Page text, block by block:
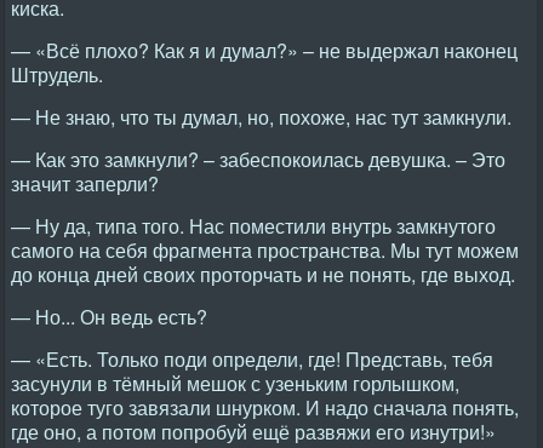
киска.
— «Всё плохо? Как я и думал?» – не выдержал наконец
Штрудель.
— Не знаю, что ты думал, но, похоже, нас тут замкнули.
— Как это замкнули? – забеспокоилась девушка. – Это
значит заперли?
— Ну да, типа того. Нас поместили внутрь замкнутого
самого на себя фрагмента пространства. Мы тут можем
до конца дней своих проторчать и не понять, где выход.
— Но... Он ведь есть?
— «Есть. Только поди определи, где! Представь, тебя
засунули в тёмный мешок с узеньким горлышком,
которое туго завязали шнурком. И надо сначала понять,
где оно, а потом попробуй ещё развяжи его изнутри!»